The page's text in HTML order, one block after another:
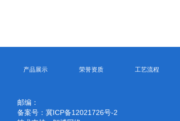
产品展示 荣誉资质 工艺流程
邮编：
备案号： 冀ICP备12021726号-2